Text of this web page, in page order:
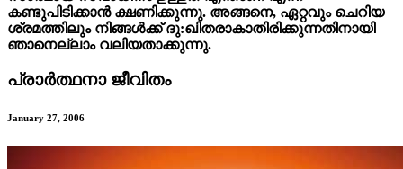
കണ്ടുപിടിക്കാൻ ക്ഷണിക്കുന്നു. അങ്ങനെ, ഏറ്റവും ചെറിയ
ശ്രമത്തിലും നിങ്ങൾക്ക് ദു:ഖിതരാകാതിരിക്കുന്നതിനായി
ഞാനെല്ലാം വലിയതാക്കുന്നു.
പ്രാർത്ഥനാ ജീവിതം
January 27, 2006